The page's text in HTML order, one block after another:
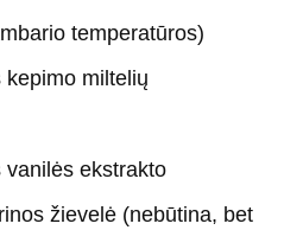
temperatūros)
miltelių
vanilės ekstrakto
žievelė (nebūtina, bet